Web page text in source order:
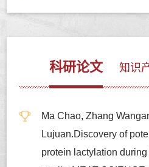
科研论文 知识
Ma Chao, Zhang
Lujuan.Discovery of
protein lactylation